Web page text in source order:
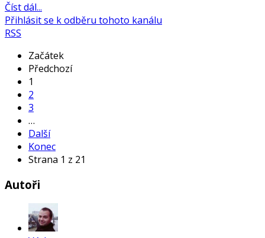
Číst dál...
Přihlásit se k odběru tohoto kanálu
RSS
Začátek
Předchozí
1
2
3
…
Další
Konec
Strana 1 z 21
Autoři